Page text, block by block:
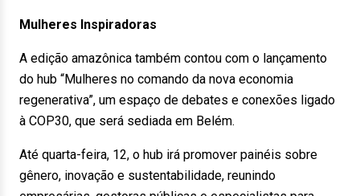
Mulheres Inspiradoras
A edição amazônica também contou com o lançamento
do hub “Mulheres no comando da nova economia
regenerativa”, um espaço de debates e conexões ligado
à COP30, que será sediada em Belém.
Até quarta-feira, 12, o hub irá promover painéis sobre
gênero, inovação e sustentabilidade, reunindo